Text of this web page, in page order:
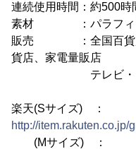
連続使用時間：約500
素材 ：パラフィン
販売 ：全国百貨店
貨店、家電量販店
テレビ・イン
楽天(Sサイズ) ：
http://item.rakuten.co.jp/
(Mサイズ) ：